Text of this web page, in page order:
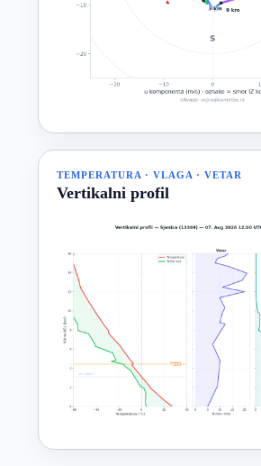
TEMPERATURA · VLAGA · VETAR
Vertikalni profil